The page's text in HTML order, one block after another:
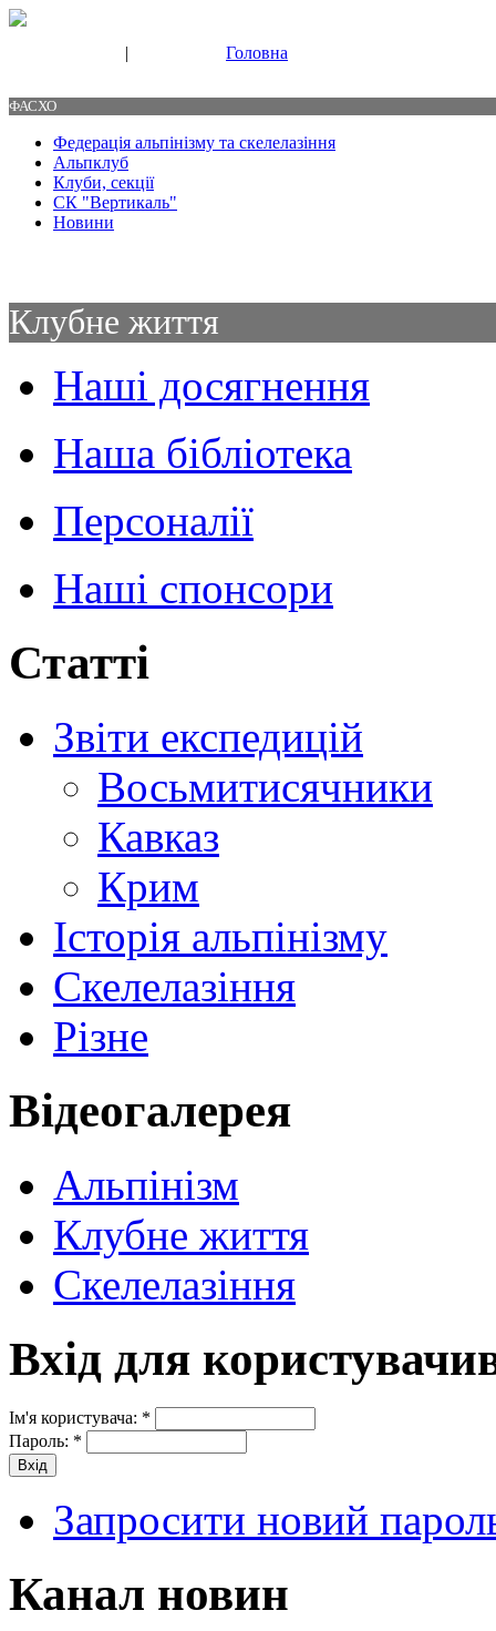
| Головна
ФАСХО
Федерація альпінізму та скелелазіння
Альпклуб
Клуби, секції
СК "Вертикаль"
Новини
Клубне життя
Наші досягнення
Наша бібліотека
Персоналії
Наші спонсори
Статті
Звіти експедицій
Восьмитисячники
Кавказ
Крим
Історія альпінізму
Скелелазіння
Різне
Відеогалерея
Альпінізм
Клубне життя
Скелелазіння
Вхід для
Ім'я користувача: *
Пароль: *
Запросити новий
Канал новин